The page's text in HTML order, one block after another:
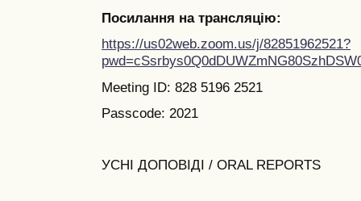
Посилання на трансляцію:
https://us02web.zoom.us/j/82851962521?
Meeting ID: 828 5196 2521
Passcode: 2021
УСНІ ДОПОВІДІ / ORAL REPORTS